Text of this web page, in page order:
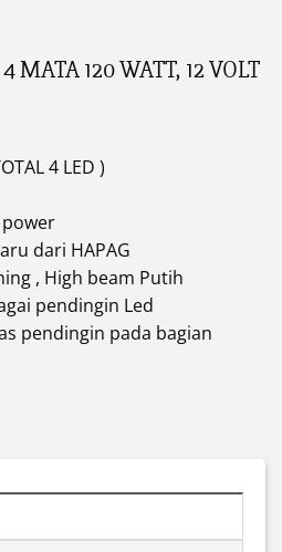
MATA 120 WATT, 12 VOLT
4 LED )
power
dari HAPAG
, High beam Putih
pendingin Led
pendingin pada bagian